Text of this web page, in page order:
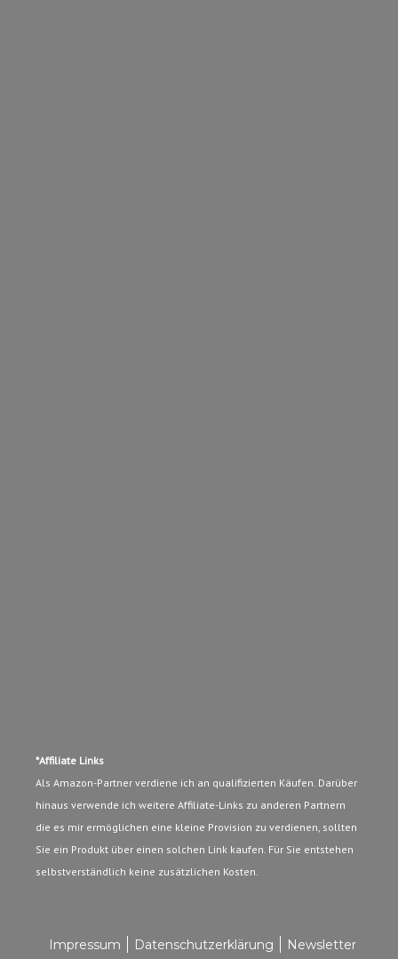
*Affiliate Links
Als Amazon-Partner verdiene ich an qualifizierten Käufen. Darüber
hinaus verwende ich weitere Affiliate-Links zu anderen Partnern
die es mir ermöglichen eine kleine Provision zu verdienen, sollten
Sie ein Produkt über einen solchen Link kaufen. Für Sie entstehen
selbstverständlich keine zusätzlichen Kosten.
Impressum Datenschutzerklärung Newsletter